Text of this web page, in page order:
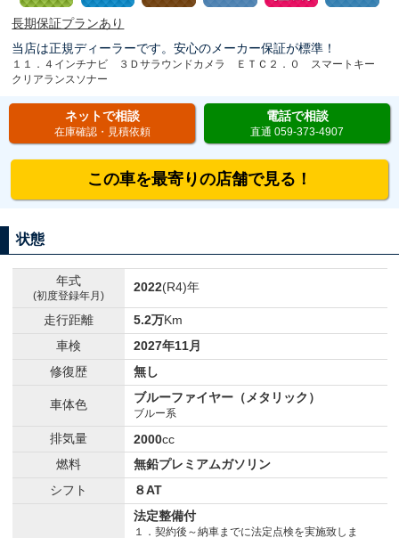
長期保証プランあり
当店は正規ディーラーです。安心のメーカー保証が標準！
１１．４インチナビ ３Ｄサラウンドカメラ ＥＴＣ２．０ スマートキー
クリアランスソナー
ネットで相談
在庫確認・見積依頼
電話で相談
直通 059-373-4907
この車を最寄りの店舗で見る！
状態
年式
(初度登録年月)
2022(R4)年
走行距離 5.2万Km
車検
2027年11月
修復歴
無し
車体色 ブルーファイヤー（メタリック）
ブルー系
排気量 2000cc
燃料
無鉛プレミアムガソリン
シフト
８AT
法定整備付
１．契約後～納車までに法定点検を実施致しま